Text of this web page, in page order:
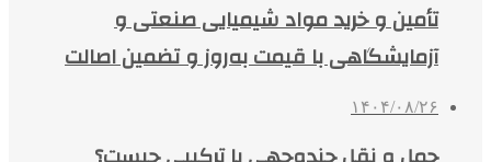
تأمین و خرید مواد شیمیایی صنعتی و
آزمایشگاهی با قیمت به‌روز و تضمین اصالت
۱۴۰۴/۰۸/۲۶